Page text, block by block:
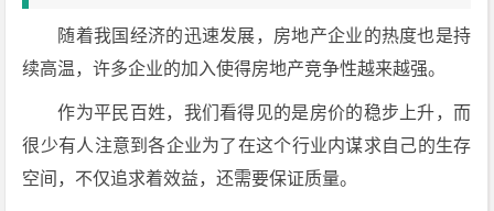
随着我国经济的迅速发展，房地产企业的热度也是持
续高温，许多企业的加入使得房地产竞争性越来越强。
作为平民百姓，我们看得见的是房价的稳步上升，而
很少有人注意到各企业为了在这个行业内谋求自己的生存
空间，不仅追求着效益，还需要保证质量。